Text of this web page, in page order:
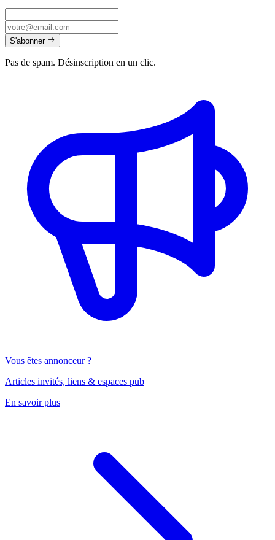
S'abonner
Pas de spam. Désinscription en un clic.
Vous êtes annonceur ?
Articles invités, liens & espaces pub
En savoir plus